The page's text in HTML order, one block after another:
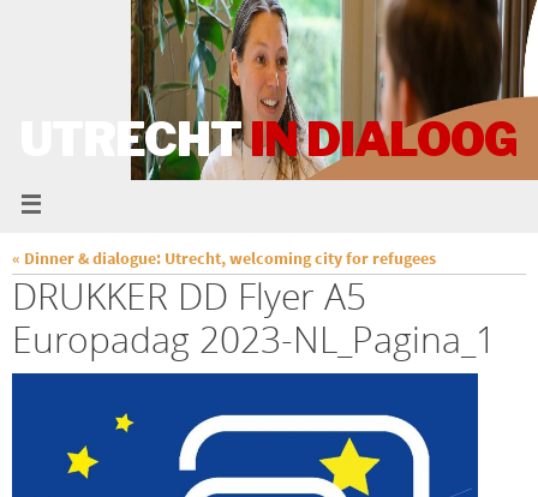
UTRECHTIN DIALOOG
« Dinner & dialogue: Utrecht, welcoming city for refugees
DRUKKER DD Flyer A5
Europadag 2023-NL_Pagina_1